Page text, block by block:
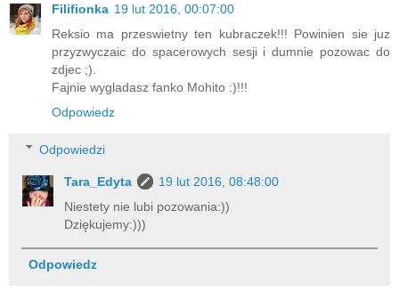
Filifionka 19 lut 2016, 00:07:00
Reksio ma przeswietny ten kubraczek!!! Powinien sie juz
przyzwyczaic do spacerowych sesji i dumnie pozowac do
zdjec ;).
Fajnie wygladasz fanko Mohito :)!!!
Odpowiedz
Odpowiedzi
Tara_Edyta
19 lut 2016, 08:48:00
Niestety nie lubi pozowania:))
Dziękujemy:)))
Odpowiedz